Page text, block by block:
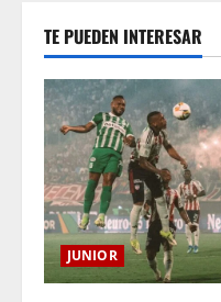
TE PUEDEN INTERESAR
JUNIOR